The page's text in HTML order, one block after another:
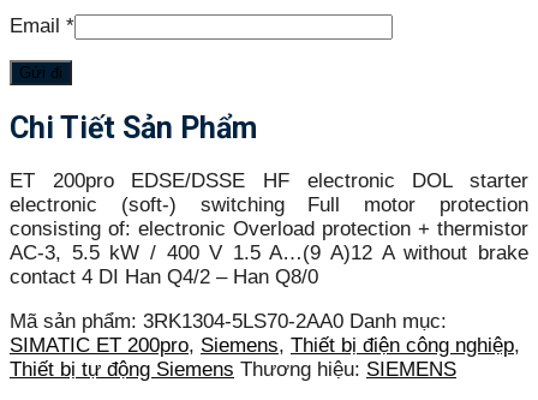
Email *
Chi Tiết Sản Phẩm
ET 200pro EDSE/DSSE HF electronic DOL starter
electronic (soft-) switching Full motor protection
consisting of: electronic Overload protection + thermistor
AC-3, 5.5 kW / 400 V 1.5 A…(9 A)12 A without brake
contact 4 DI Han Q4/2 – Han Q8/0
Mã sản phẩm: 3RK1304-5LS70-2AA0 Danh mục:
SIMATIC ET 200pro, Siemens, Thiết bị điện công nghiệp,
Thiết bị tự động Siemens Thương hiệu: SIEMENS